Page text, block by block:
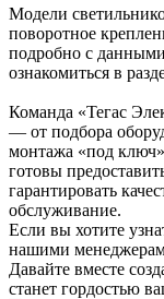
Модели
поворотное
подробно с
ознакомиться в
Команда «Тегас
— от подбора
монтажа «под
готовы
гарантировать
обслуживание.
Если вы хотите
нашими
Давайте вместе
станет гордостью